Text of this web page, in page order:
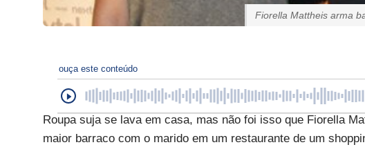
Fiorella Mattheis arma
ouça este conteúdo
Roupa suja se lava em casa, mas não foi isso que Fiorella
maior barraco com o marido em um restaurante de um